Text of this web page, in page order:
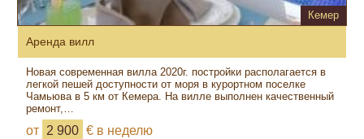
Кемер
Аренда вилл
Новая современная вилла 2020г. постройки располагается в
легкой пешей доступности от моря в курортном поселке
Чамьюва в 5 км от Кемера. На вилле выполнен качественный
ремонт,…
от 2 900 € в неделю